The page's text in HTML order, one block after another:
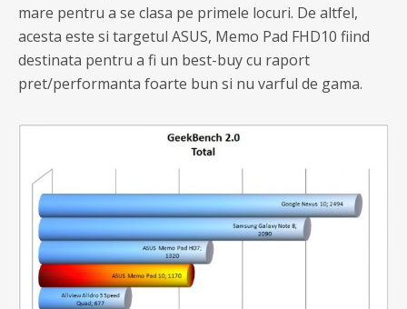
mare pentru a se clasa pe primele locuri. De altfel,
acesta este si targetul ASUS, Memo Pad FHD10 fiind
destinata pentru a fi un best-buy cu raport
pret/performanta foarte bun si nu varful de gama.